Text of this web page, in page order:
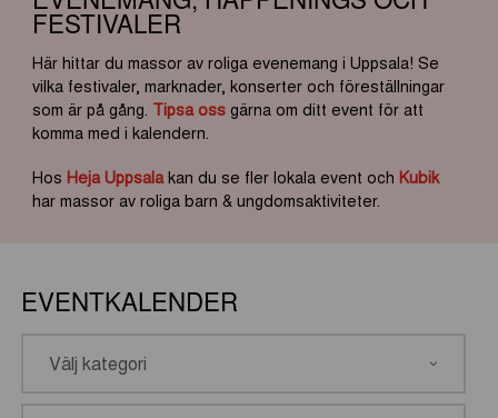
FESTIVALER
Här hittar du massor av roliga evenemang i Uppsala! Se
vilka festivaler, marknader, konserter och föreställningar
som är på gång. Tipsa ossgärna om ditt event för att
komma med i kalendern.
Hos Heja Uppsala kan du se fler lokala event och Kubik
har massor av roliga barn & ungdomsaktiviteter.
EVENTKALENDER